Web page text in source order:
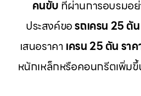
คนขับ ที่ผ่านการอบรมอ
ประสงค์ขอรถเครน 25 ตัน
เสนอราคาเครน 25 ตัน รา
หนักเหล็กหรือคอนกรีตเพิ่ม